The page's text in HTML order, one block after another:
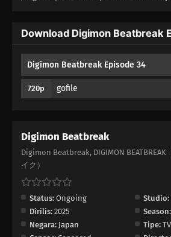
Episode 23
22 Episode 22
20 Episode 20
19 Episode 19
18 Episode 18
Download Digimon Beatbreak
Digimon Beatbreak Episode 34
720p gofile
Digimon Beatbreak
Digimon Beatbreak, DIGIMON
イク）
Status: Ongoing Studio:
Dirilis: 2025 Season:
Negara: Japan Tipe: TV